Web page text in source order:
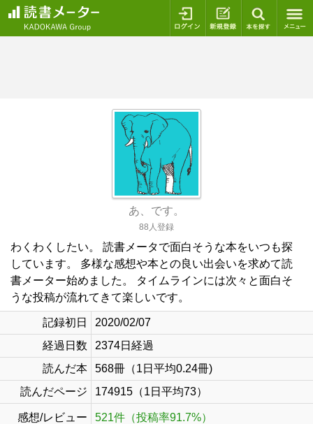
ログイン 新規登録
あ、です。
88人登録
わくわくしたい。 読書メータで面白そうな本をいつも探
しています。 多様な感想や本との良い出会いを求めて読
書メーター始めました。 タイムラインには次々と面白そ
うな投稿が流れてきて楽しいです。
記録初日
2020/02/07
経過日数
2374日経過
読んだ本
568冊（1日平均0.24冊)
読んだページ
174915（1日平均73）
感想/レビュー 521件（投稿率91.7%）